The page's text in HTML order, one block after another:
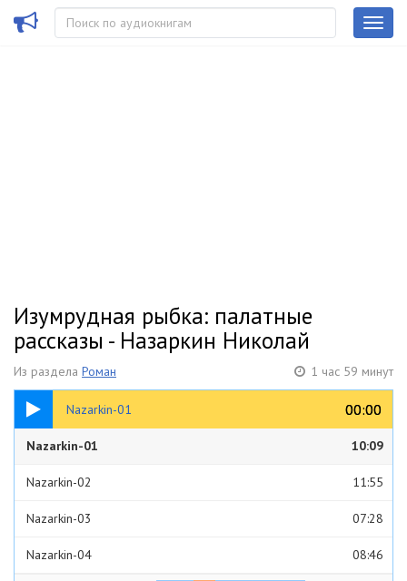
Изумрудная рыбка: палатные
рассказы - Назаркин Николай
Из раздела Роман 1 час 59 минут
Nazarkin-01 00:00
00:00
10:09
Nazarkin-01 10:09
Nazarkin-02 11:55
Nazarkin-03 07:28
Nazarkin-04 08:46